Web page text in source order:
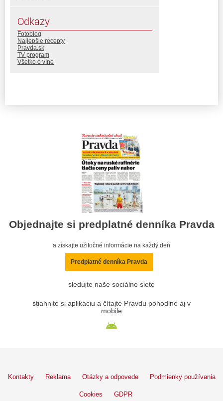
Odkazy
Fotoblog
Najlepšie recepty
Pravda.sk
TV program
Všetko o víne
Objednajte si predplatné denníka Pravda
a získajte užitočné informácie na každý deň
Predplatné denníka Pravda
sledujte naše sociálne siete
stiahnite si aplikáciu a čítajte Pravdu pohodlne aj v
mobile
Kontakty Reklama Otázky a odpovede Podmienky používania
Cookies GDPR